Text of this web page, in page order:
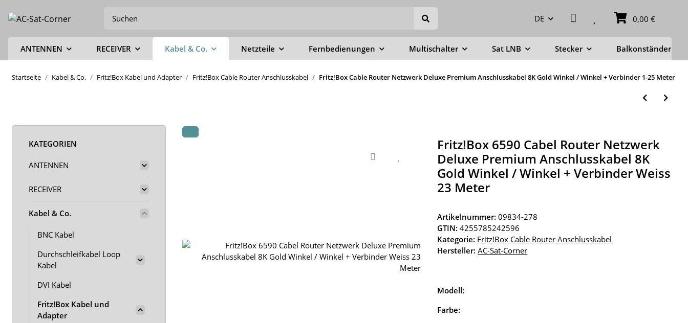
DE 0,00 €
ANTENNEN RECEIVER Kabel & Co. Netzteile Fernbedienungen Multischalter Sat LNB Stecker Balkonständer
Startseite Kabel & Co. Fritz!Box Kabel und Adapter Fritz!Box Cable Router Anschlusskabel Fritz!Box Cable Router Netzwerk Deluxe Premium Anschlusskabel 8K Gold Winkel / Winkel + Verbinder 1-25 Meter
Fritz!Box 6590 Cabel Router Netzwerk
Deluxe Premium Anschlusskabel 8K
Gold Winkel / Winkel + Verbinder Weiss
23 Meter
Artikelnummer:09834-278
GTIN: 4255785242596
Kategorie: Fritz!Box Cable Router Anschlusskabel
Hersteller: AC-Sat-Corner
Modell:
Farbe:
KATEGORIEN
ANTENNEN
RECEIVER
Kabel & Co.
BNC Kabel
Durchschleifkabel Loop
Kabel
DVI Kabel
Fritz!Box Kabel und
Adapter